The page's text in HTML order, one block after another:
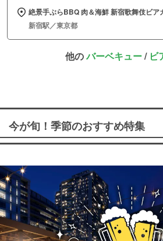
絶景手ぶらBBQ 肉＆海鮮 新宿歌舞伎ビア
新宿駅／東京都
他のバーベキュー/ ビ
今が旬！季節のおすすめ特集